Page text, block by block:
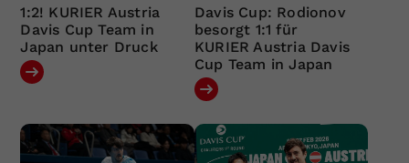
1:2! KURIER Austria
Davis Cup Team in
Japan unter Druck
Davis Cup: Rodionov
besorgt 1:1 für
KURIER Austria Davis
Cup Team in Japan